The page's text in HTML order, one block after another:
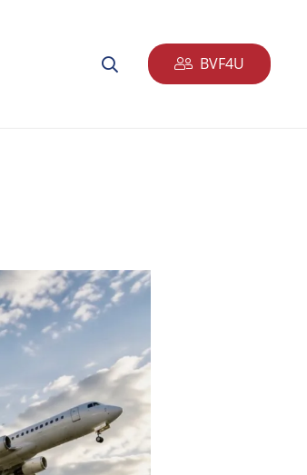
BVF4U